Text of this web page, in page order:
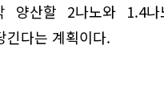
양산할 2나노와 1.4
긴다는 계획이다.